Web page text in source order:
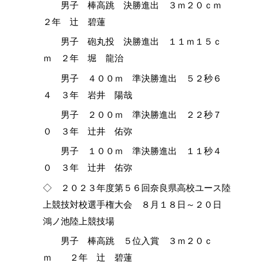
男子 棒高跳 決勝進出 ３ｍ２０ｃｍ
２年 辻 碧蓮
男子 砲丸投 決勝進出 １１ｍ１５ｃ
ｍ ２年 堀 龍治
男子 ４００ｍ 準決勝進出 ５２秒６
４ ３年 岩井 陽哉
男子 ２００ｍ 準決勝進出 ２２秒７
０ ３年 辻井 佑弥
男子 １００ｍ 準決勝進出 １１秒４
０ ３年 辻井 佑弥
◇ ２０２３年度第５６回奈良県高校ユース陸
上競技対校選手権大会 ８月１８日～２０日
鴻ノ池陸上競技場
男子 棒高跳 ５位入賞 ３ｍ２０ｃ
ｍ ２年 辻 碧蓮